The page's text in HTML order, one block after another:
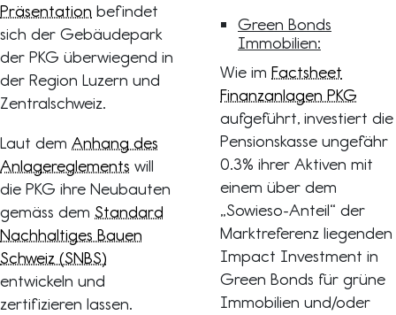
Präsentation befindet
sich der Gebäudepark
der PKG überwiegend in
der Region Luzern und
Zentralschweiz.
Laut dem Anhang des
Anlagereglements will
die PKG ihre Neubauten
gemäss dem Standard
Nachhaltiges Bauen
Schweiz (SNBS)
entwickeln und
zertifizieren lassen.
Green Bonds
Immobilien:
Wie im Factsheet
Finanzanlagen PKG
aufgeführt, investiert die
Pensionskasse ungefähr
0.3% ihrer Aktiven mit
einem über dem
„Sowieso-Anteil“ der
Marktreferenz liegenden
Impact Investment in
Green Bonds für grüne
Immobilien und/oder